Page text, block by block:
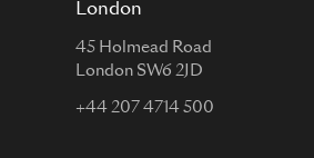
London
45 Holmead Road
London SW6 2JD
+44 207 4714 500